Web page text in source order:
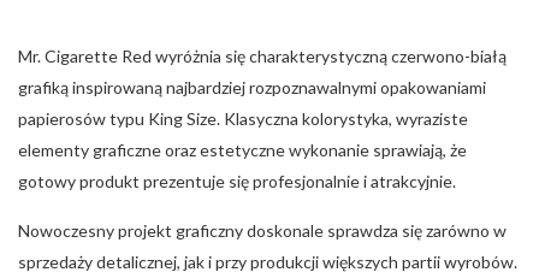
Mr. Cigarette Red wyróżnia się charakterystyczną czerwono-białą
grafiką inspirowaną najbardziej rozpoznawalnymi opakowaniami
papierosów typu King Size. Klasyczna kolorystyka, wyraziste
elementy graficzne oraz estetyczne wykonanie sprawiają, że
gotowy produkt prezentuje się profesjonalnie i atrakcyjnie.
Nowoczesny projekt graficzny doskonale sprawdza się zarówno w
sprzedaży detalicznej, jak i przy produkcji większych partii wyrobów.